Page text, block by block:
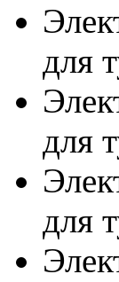
для
для
для